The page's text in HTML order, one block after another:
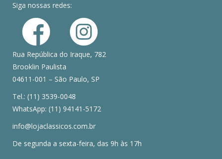
Siga nossas redes:
Rua República do Iraque, 782
Brooklin Paulista
04611-001 – São Paulo, SP
Tel.: (11) 3539-0048
WhatsApp: (11) 94141-5172
info@lojaclassicos.com.br
De segunda a sexta-feira, das 9h às 17h